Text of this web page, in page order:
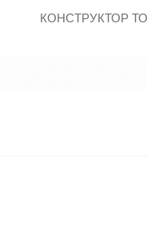
КОНСТРУКТОР